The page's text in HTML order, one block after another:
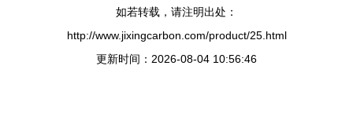
如若转载，请注明出处：
http://www.jixingcarbon.com/product/25.html
更新时间：2026-08-04 10:56:46